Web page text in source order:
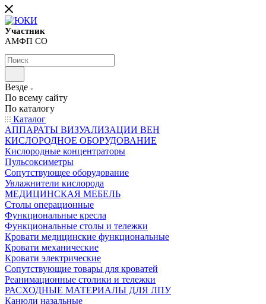
Участник
АМФП СО
Везде
По всему сайту
По каталогу
Каталог
АППАРАТЫ ВИЗУАЛИЗАЦИИ ВЕН
КИСЛОРОДНОЕ ОБОРУДОВАНИЕ
Кислородные концентраторы
Пульсоксиметры
Сопутствующее оборудование
Увлажнители кислорода
МЕДИЦИНСКАЯ МЕБЕЛЬ
Столы операционные
Функциональные кресла
Функциональные столы и тележки
Кровати медицинские функциональные
Кровати механические
Кровати электрические
Сопутствующие товары для кроватей
Реанимационные столики и тележки
РАСХОДНЫЕ МАТЕРИАЛЫ ДЛЯ ЛПУ
Канюли назальные